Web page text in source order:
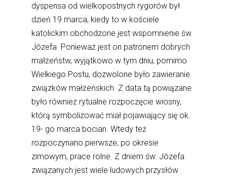
dyspensa od wielkopostnych rygorów był
dzień 19 marca, kiedy to w kościele
katolickim obchodzone jest wspomnienie św.
Józefa. Ponieważ jest on patronem dobrych
małżeństw, wyjątkowo w tym dniu, pomimo
Wielkiego Postu, dozwolone było zawieranie
związków małżeńskich. Z data tą powiązane
było również rytualne rozpoczęcie wiosny,
którą symbolizować miał pojawiający się ok.
19- go marca bocian. Wtedy też
rozpoczynano pierwsze, po okresie
zimowym, prace rolne. Z dniem św. Józefa
związanych jest wiele ludowych przysłów